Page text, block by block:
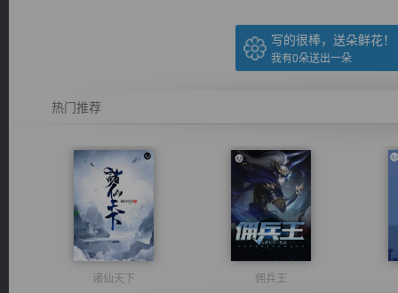
写的很棒，送朵鲜花！
我有0朵送出一朵
热门推荐
诸仙天下 佣兵王